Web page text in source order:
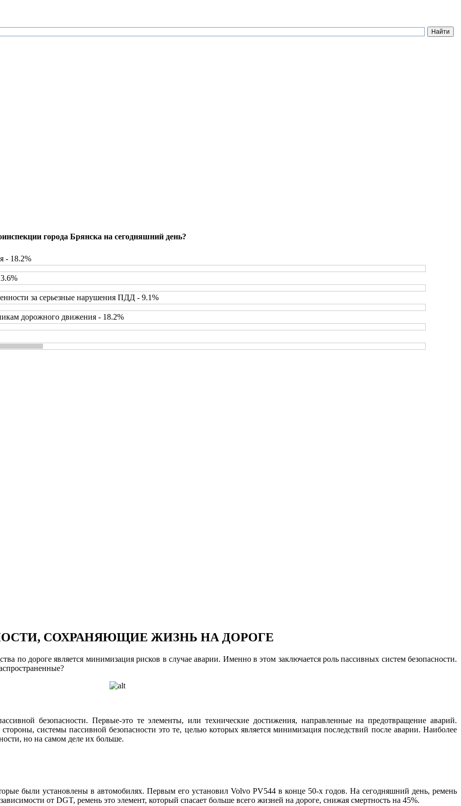
города Брянска на сегодняшний день?
- 18.2%
за серьезные нарушения ПДД - 9.1%
дорожного движения - 18.2%
СОХРАНЯЮЩИЕ ЖИЗНЬ НА ДОРОГЕ
по дороге является минимизация рисков в случае аварии. Именно в этом заключается роль пассивных систем безопасности.
безопасности. Первые-это те элементы, или технические достижения, направленные на предотвращение аварий.
системы пассивной безопасности это те, целью которых является минимизация последствий после аварии. Наиболее
но на самом деле их больше.
были установлены в автомобилях. Первым его установил Volvo PV544 в конце 50-х годов. На сегодняшний день, ремень
от DGT, ремень это элемент, который спасает больше всего жизней на дороге, снижая смертность на 45%.